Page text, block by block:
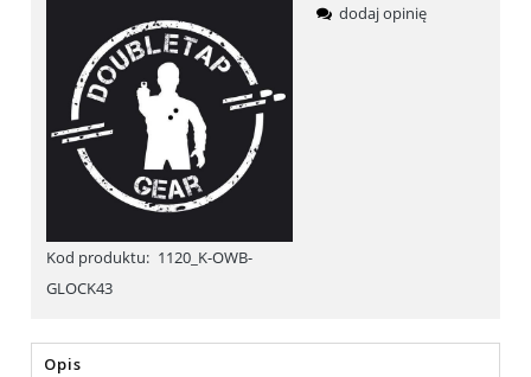
Kod produktu: 1120_K-OWB-
GLOCK43
dodaj opinię
Opis